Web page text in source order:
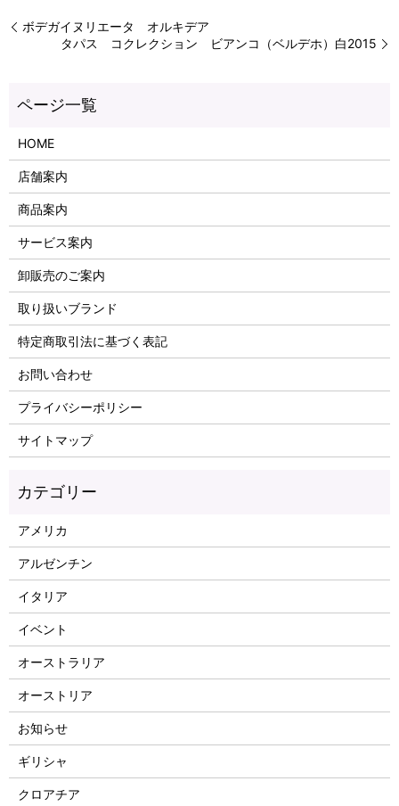
ボデガイヌリエータ オルキデア
タパス コクレクション ビアンコ（ベルデホ）白2015
HOME
店舗案内
商品案内
サービス案内
卸販売のご案内
取り扱いブランド
特定商取引法に基づく表記
お問い合わせ
プライバシーポリシー
サイトマップ
アメリカ
アルゼンチン
イタリア
イベント
オーストラリア
オーストリア
お知らせ
ギリシャ
クロアチア